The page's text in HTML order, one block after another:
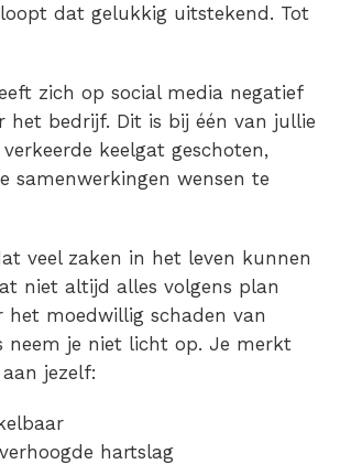
dat gelukkig uitstekend. Tot
zich op social media negatief
het bedrijf. Dit is bij één van jullie
keelgat geschoten,
samenwerkingen wensen te
veel zaken in het leven kunnen
niet altijd alles volgens plan
het moedwillig schaden van
neem je niet licht op. Je merkt
jezelf:
hartslag